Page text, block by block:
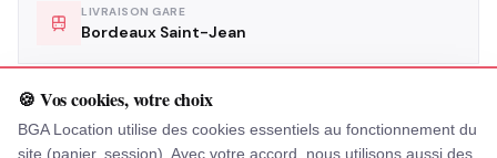
LIVRAISON GARE
Bordeaux Saint-Jean
Bordeaux Mérignac
🍪 Vos cookies, votre choix
BGA Location utilise des cookies essentiels au fonctionnement du
site (panier, session). Avec votre accord, nous utilisons aussi des